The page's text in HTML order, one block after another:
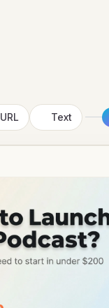
URL Text